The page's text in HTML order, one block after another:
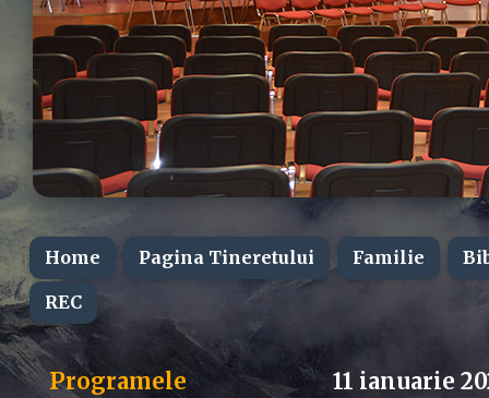
Home Pagina Tineretului Familie
REC
11 ianuarie
Programele